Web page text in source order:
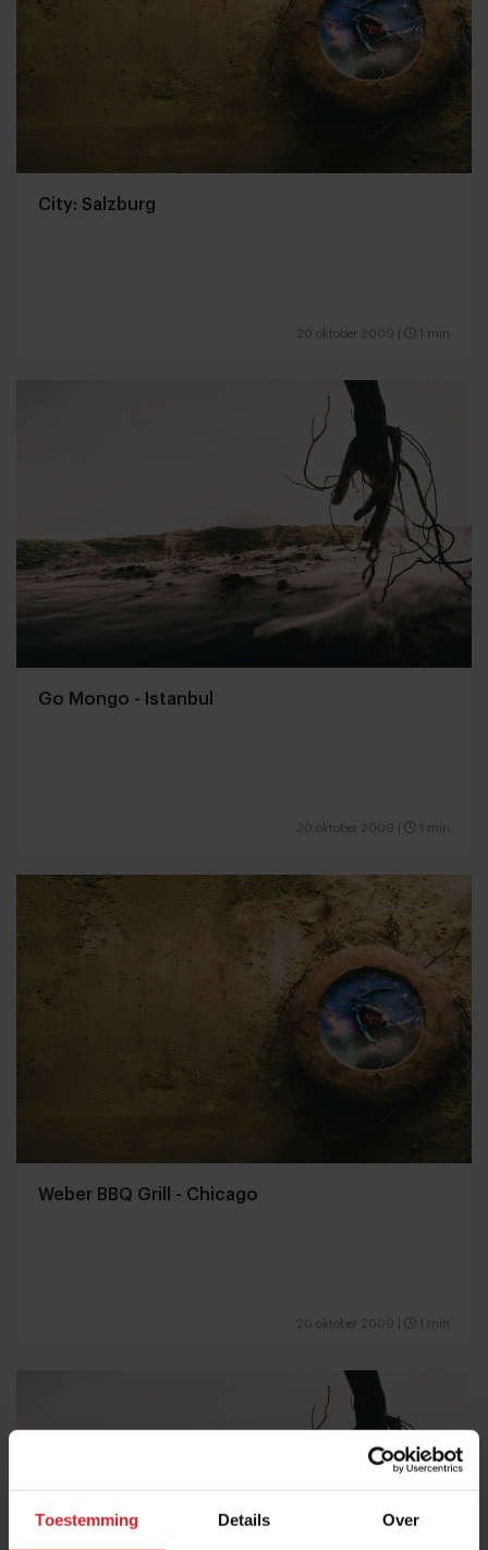
Toestemming Details Over
City: Salzburg
20 oktober 2009 1 min
Go Mongo - Istanbul
20 oktober 2009 1 min
Weber BBQ Grill - Chicago
20 oktober 2009 1 min